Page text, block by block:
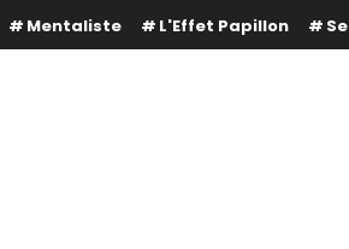
Mentaliste L'Effet Papillon